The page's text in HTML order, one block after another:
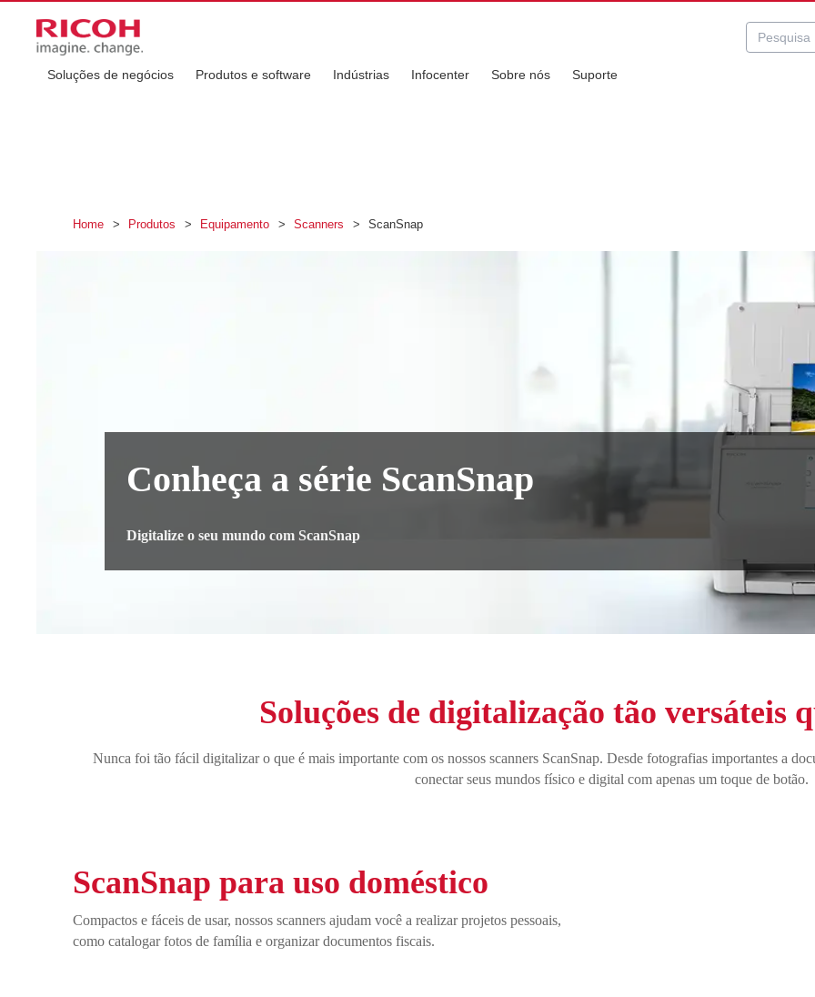
Soluções de negócios Produtos e software Indústrias Infocenter Sobre nós Suporte
Home > Produtos > Equipamento > Scanners > ScanSnap
Conheça a série ScanSnap
Digitalize o seu mundo com ScanSnap
Soluções de digitalização tão versáteis
Nunca foi tão fácil digitalizar o que é mais importante com os nossos scanners ScanSnap. Desde fotografias importantes a
conectar seus mundos físico e digital com apenas um toque de botão.
ScanSnap para uso doméstico
Compactos e fáceis de usar, nossos scanners ajudam você a realizar projetos pessoais,
como catalogar fotos de família e organizar documentos fiscais.